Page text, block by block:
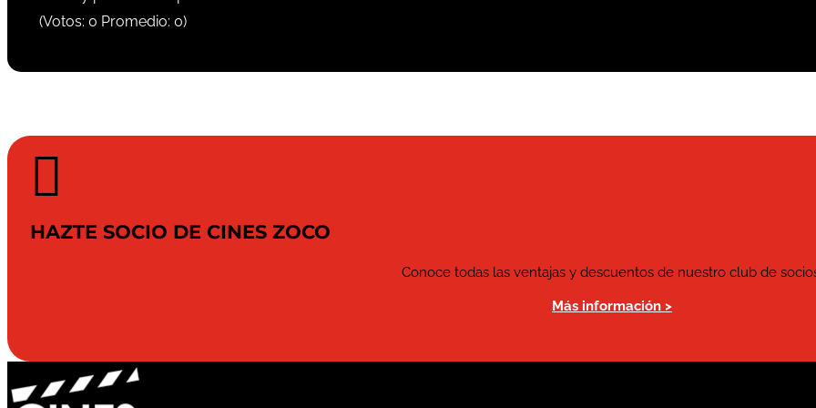
(Votos: 0 Promedio: 0)

HAZTE SOCIO DE CINES ZOCO
Conoce todas las ventajas y descuentos de nuestro club de
Más información >